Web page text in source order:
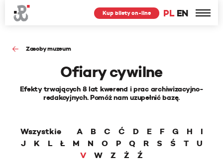
PL EN
Kup bilety on-line
Zasoby muzeum
Ofiary cywilne
Efekty trwających 8 lat kwerend i prac archiwizacyjno-
redakcyjnych. Pomóż nam uzupełnić bazę.
Wszystkie A B C Ć D E F G H
I
J
K L Ł M N O P Q R S Ś T
U
V
W Z Ż
Ź